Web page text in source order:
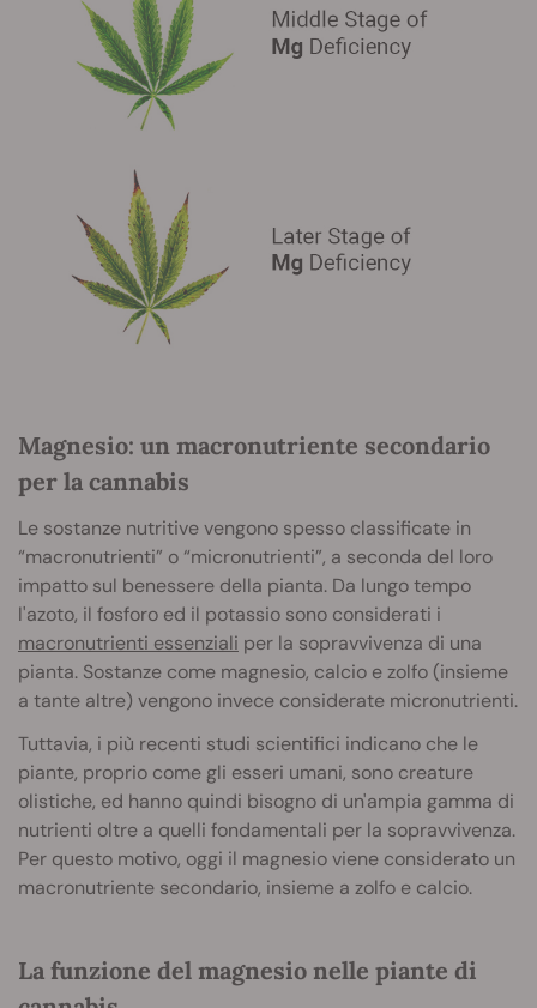
Magnesio: un macronutriente secondario
per la cannabis
Le sostanze nutritive vengono spesso classificate in
“macronutrienti” o “micronutrienti”, a seconda del loro
impatto sul benessere della pianta. Da lungo tempo
l'azoto, il fosforo ed il potassio sono considerati i
macronutrienti essenziali per la sopravvivenza di una
pianta. Sostanze come magnesio, calcio e zolfo (insieme
a tante altre) vengono invece considerate micronutrienti.
Tuttavia, i più recenti studi scientifici indicano che le
piante, proprio come gli esseri umani, sono creature
olistiche, ed hanno quindi bisogno di un'ampia gamma di
nutrienti oltre a quelli fondamentali per la sopravvivenza.
Per questo motivo, oggi il magnesio viene considerato un
macronutriente secondario, insieme a zolfo e calcio.
La funzione del magnesio nelle piante di